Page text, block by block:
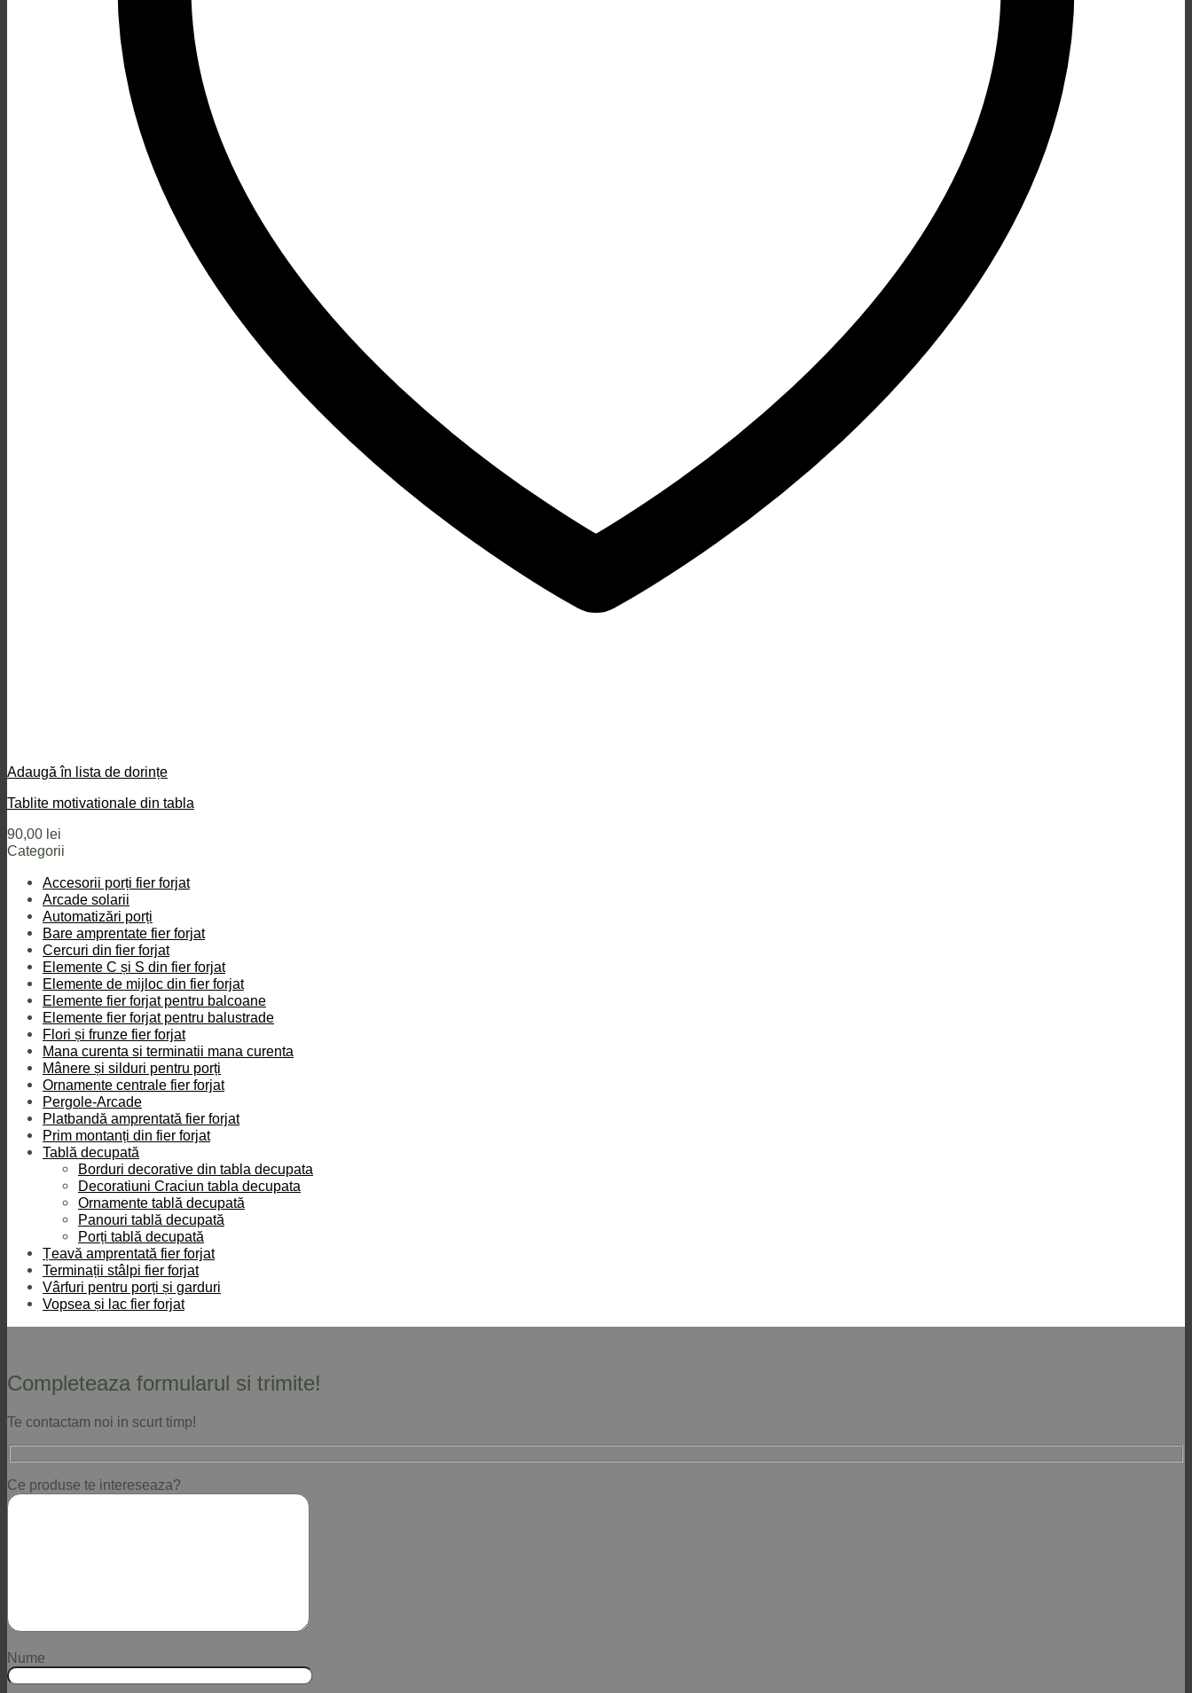
Adaugă în lista de dorințe
Tablite motivationale din tabla
90,00 lei
Categorii
Accesorii porți fier forjat
Arcade solarii
Automatizări porți
Bare amprentate fier forjat
Cercuri din fier forjat
Elemente C și S din fier forjat
Elemente de mijloc din fier forjat
Elemente fier forjat pentru balcoane
Elemente fier forjat pentru balustrade
Flori și frunze fier forjat
Mana curenta si terminatii mana curenta
Mânere și silduri pentru porți
Ornamente centrale fier forjat
Pergole-Arcade
Platbandă amprentată fier forjat
Prim montanți din fier forjat
Tablă decupată
Borduri decorative din tabla decupata
Decoratiuni Craciun tabla decupata
Ornamente tablă decupată
Panouri tablă decupată
Porți tablă decupată
Țeavă amprentată fier forjat
Terminații stâlpi fier forjat
Vârfuri pentru porți și garduri
Vopsea și lac fier forjat
Completeaza formularul si trimite!
Te contactam noi in scurt timp!
Ce produse te intereseaza?
Nume